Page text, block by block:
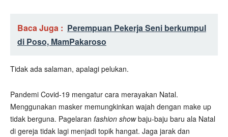
Baca Juga : Perempuan Pekerja Seni berkumpul
di Poso, MamPakaroso
Tidak ada salaman, apalagi pelukan.
Pandemi Covid-19 mengatur cara merayakan Natal.
Menggunakan masker memungkinkan wajah dengan make up
tidak berguna. Pagelaran fashion showbaju-baju baru ala Natal
di gereja tidak lagi menjadi topik hangat. Jaga jarak dan